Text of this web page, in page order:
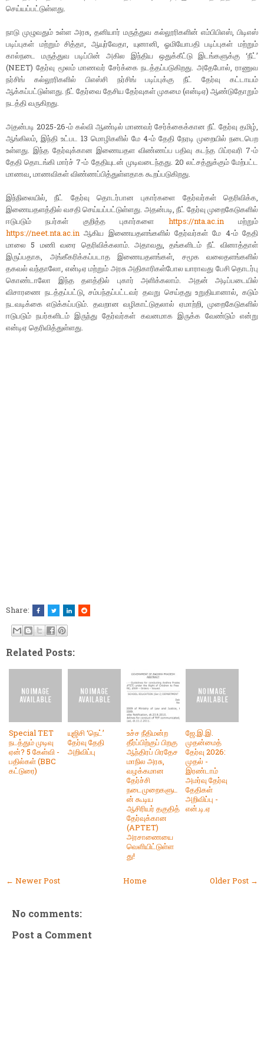
செய்யப்பட்டுள்ளது.
நாடு முழுவதும் உள்ள அரசு, தனியார் மருத்துவ கல்லூரிகளின் எம்பிபிஎஸ், பிடிஎஸ்
படிப்புகள் மற்றும் சித்தா, ஆயுர்வேதா, யுனானி, ஓமியோபதி படிப்புகள் மற்றும்
கால்நடை மருத்துவ படிப்பின் அகில இந்திய ஒதுக்கீட்டு இடங்களுக்கு ‘நீட்’
(NEET) தேர்வு மூலம் மாணவர் சேர்க்கை நடத்தப்படுகிறது. அதேபோல், ராணுவ
நர்சிங் கல்லூரிகளில் பிஎஸ்சி நர்சிங் படிப்புக்கு நீட் தேர்வு கட்டாயம்
ஆக்கப்பட்டுள்ளது. நீட் தேர்வை தேசிய தேர்வுகள் முகமை (என்டிஏ) ஆண்டுதோறும்
நடத்தி வருகிறது.
அதன்படி 2025-26-ம் கல்வி ஆண்டில் மாணவர் சேர்க்கைக்கான நீட் தேர்வு தமிழ்,
ஆங்கிலம், இந்தி உட்பட 13 மொழிகளில் மே 4-ம் தேதி நேரடி முறையில் நடைபெற
உள்ளது. இந்த தேர்வுக்கான இணையதள விண்ணப்ப பதிவு கடந்த பிப்ரவரி 7-ம்
தேதி தொடங்கி மார்ச் 7-ம் தேதியுடன் முடிவடைந்தது. 20 லட்சத்துக்கும் மேற்பட்ட
மாணவ, மாணவிகள் விண்ணப்பித்துள்ளதாக கூறப்படுகிறது.
இந்நிலையில், நீட் தேர்வு தொடர்பான புகார்களை தேர்வர்கள் தெரிவிக்க,
இணையதளத்தில் வசதி செய்யப்பட்டுள்ளது. அதன்படி, நீட் தேர்வு முறைகேடுகளில்
ஈடுபடும் நபர்கள் குறித்த புகார்களை https://nta.ac.inமற்றும்
https://neet.nta.ac.in ஆகிய இணையதளங்களில் தேர்வர்கள் மே 4-ம் தேதி
மாலை 5 மணி வரை தெரிவிக்கலாம். அதாவது, தங்களிடம் நீட் வினாத்தாள்
இருப்பதாக, அங்கீகரிக்கப்படாத இணையதளங்கள், சமூக வலைதளங்களில்
தகவல் வந்தாலோ, என்டிஏ மற்றும் அரசு அதிகாரிகள்போல யாராவது பேசி தொடர்பு
கொண்டாலோ இந்த தளத்தில் புகார் அளிக்கலாம். அதன் அடிப்படையில்
விசாரணை நடத்தப்பட்டு, சம்பந்தப்பட்டவர் தவறு செய்தது உறுதியானால், கடும்
நடவடிக்கை எடுக்கப்படும். தவறான வழிகாட்டுதலால் ஏமாற்றி, முறைகேடுகளில்
ஈடுபடும் நபர்களிடம் இருந்து தேர்வர்கள் கவனமாக இருக்க வேண்டும் என்று
என்டிஏ தெரிவித்துள்ளது.
Share:
Related Posts:
Special TET
நடத்தும் முடிவு
ஏன்? 5 கேள்வி -
பதில்கள் (BBC
கட்டுரை)
யுஜிசி ‘நெட்’
தேர்வு தேதி
அறிவிப்பு
உச்ச நீதிமன்ற
தீர்ப்பிற்குப் பிறகு
ஆந்திரப் பிரதேச
மாநில அரசு,
வழக்கமான
தேர்ச்சி
நடைமுறைகளுட
ன் கூடிய
ஆசிரியர் தகுதித்
தேர்வுக்கான
(APTET)
அரசாணையை
வெளியிட்டுள்ள
து!
ஜே.இ.இ.
முதன்மைத்
தேர்வு 2026:
முதல் -
இரண்டாம்
அமர்வு தேர்வு
தேதிகள்
அறிவிப்பு -
என்.டி.ஏ
← Newer Post Older Post →
Home
No comments:
Post a Comment